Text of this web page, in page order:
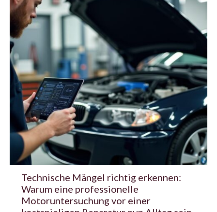
Technische Mängel richtig erkennen:
Warum eine professionelle
Motoruntersuchung vor einer